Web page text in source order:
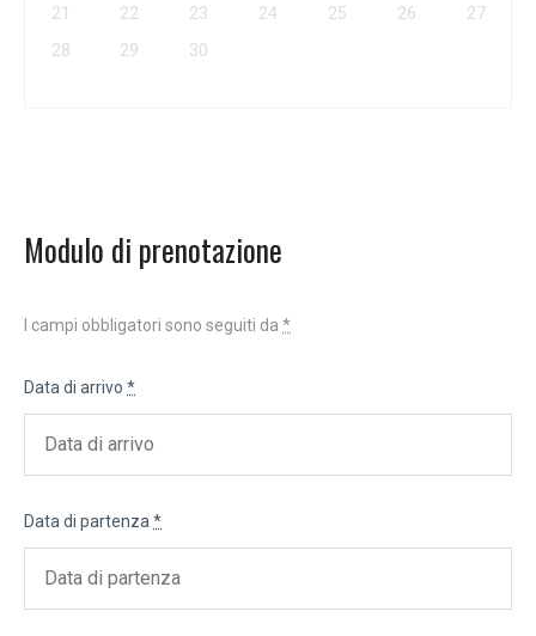
21
22 23 24 25 26
27
28
29 30
Modulo di prenotazione
I campi obbligatori sono seguiti da *
Data di arrivo *
Data di partenza *